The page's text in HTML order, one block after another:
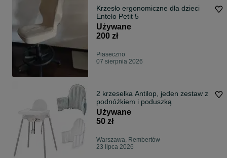
Krzesło ergonomiczne dla dzieci
Entelo Petit 5
Używane
200 zł
Piaseczno
07 sierpnia 2026
2 krzesełka Antilop, jeden zestaw z
podnóżkiem i poduszką
Używane
50 zł
Warszawa, Rembertów
23 lipca 2026